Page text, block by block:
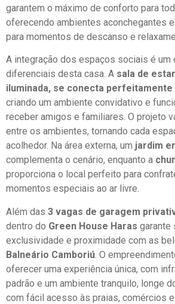
garantem o máximo de conforto para
oferecendo ambientes aconchegantes
para momentos de descanso e
A integração dos espaços sociais é um
diferenciais desta casa. A sala de
iluminada, se conecta
criando um ambiente convidativo e
receber amigos e familiares. O projeto
entre os ambientes, tornando cada
acolhedor. Na área externa, um jardim
complementa o cenário, enquanto a
proporciona o local perfeito para
momentos especiais ao ar livre.
Além das 3 vagas de garagem
dentro do Green House Haras garante
exclusividade e proximidade com as
Balneário Camboriú . O
oferecer uma experiência única, com
padrão e um ambiente tranquilo, longe
com fácil acesso às praias, comércios